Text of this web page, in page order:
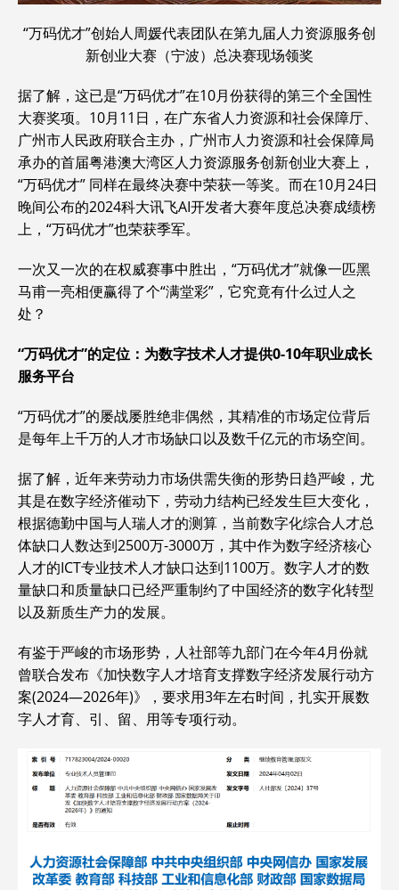
“万码优才”创始人周媛代表团队在第九届人力资源服务创
新创业大赛（宁波）总决赛现场领奖
据了解，这已是“万码优才”在10月份获得的第三个全国性
大赛奖项。10月11日，在广东省人力资源和社会保障厅、
广州市人民政府联合主办，广州市人力资源和社会保障局
承办的首届粤港澳大湾区人力资源服务创新创业大赛上，
“万码优才” 同样在最终决赛中荣获一等奖。而在10月24日
晚间公布的2024科大讯飞AI开发者大赛年度总决赛成绩榜
上，“万码优才”也荣获季军。
一次又一次的在权威赛事中胜出，“万码优才”就像一匹黑
马甫一亮相便赢得了个“满堂彩”，它究竟有什么过人之
处？
“万码优才”的定位：为数字技术人才提供0-10年职业成长
服务平台
“万码优才”的屡战屡胜绝非偶然，其精准的市场定位背后
是每年上千万的人才市场缺口以及数千亿元的市场空间。
据了解，近年来劳动力市场供需失衡的形势日趋严峻，尤
其是在数字经济催动下，劳动力结构已经发生巨大变化，
根据德勤中国与人瑞人才的测算，当前数字化综合人才总
体缺口人数达到2500万-3000万，其中作为数字经济核心
人才的ICT专业技术人才缺口达到1100万。数字人才的数
量缺口和质量缺口已经严重制约了中国经济的数字化转型
以及新质生产力的发展。
有鉴于严峻的市场形势，人社部等九部门在今年4月份就
曾联合发布《加快数字人才培育支撑数字经济发展行动方
案(2024—2026年)》，要求用3年左右时间，扎实开展数
字人才育、引、留、用等专项行动。